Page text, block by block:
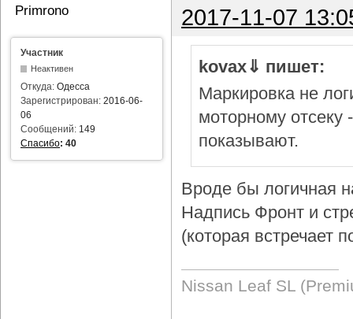
Primrono 2017-11-07
Участник
Неактивен
Откуда: Одесса
Зарегистрирован: 2016-06-
06
Сообщений: 149
Спасибо: 40
kovax⇓ пишет:
Маркировка не
моторному отсеку
показывают.
Вроде бы логичная
Надпись Фронт и
(которая встречает
Nissan Leaf SL